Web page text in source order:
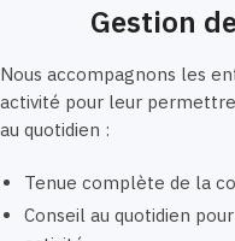
Gestion
Nous accompagnons les
activité pour leur
au quotidien :
Tenue complète de la
Conseil au quotidien